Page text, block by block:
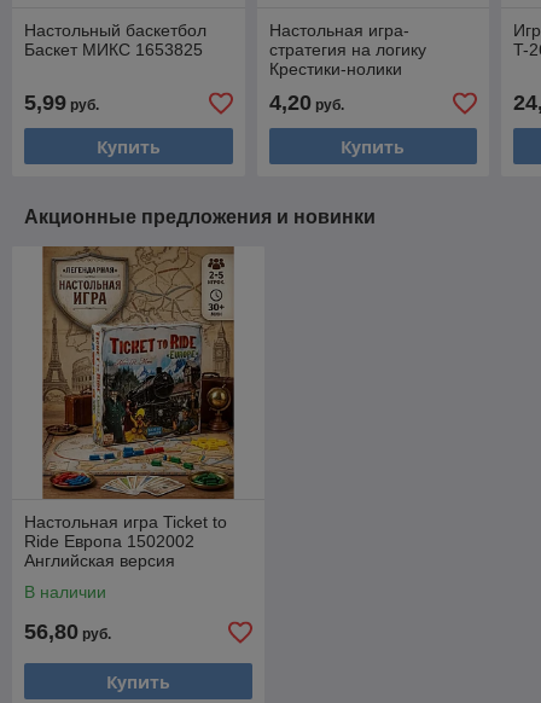
Настольный баскетбол
Баскет МИКС 1653825
5,99 руб.
Купить
Настольная игра-
стратегия на логику
Крестики-нолики
4,20руб.
Купить
T-
Акционные предложения и новинки
Настольная игра Ticket to
Ride Европа 1502002
Английская версия
В наличии
56,80 руб.
Купить